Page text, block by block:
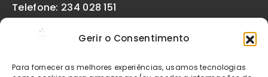
Gerir o Consentimento
Para fornecer as melhores experiências, usamos tecnologias
Telefone: 234 028 151
geral@etiquetas-online.pt